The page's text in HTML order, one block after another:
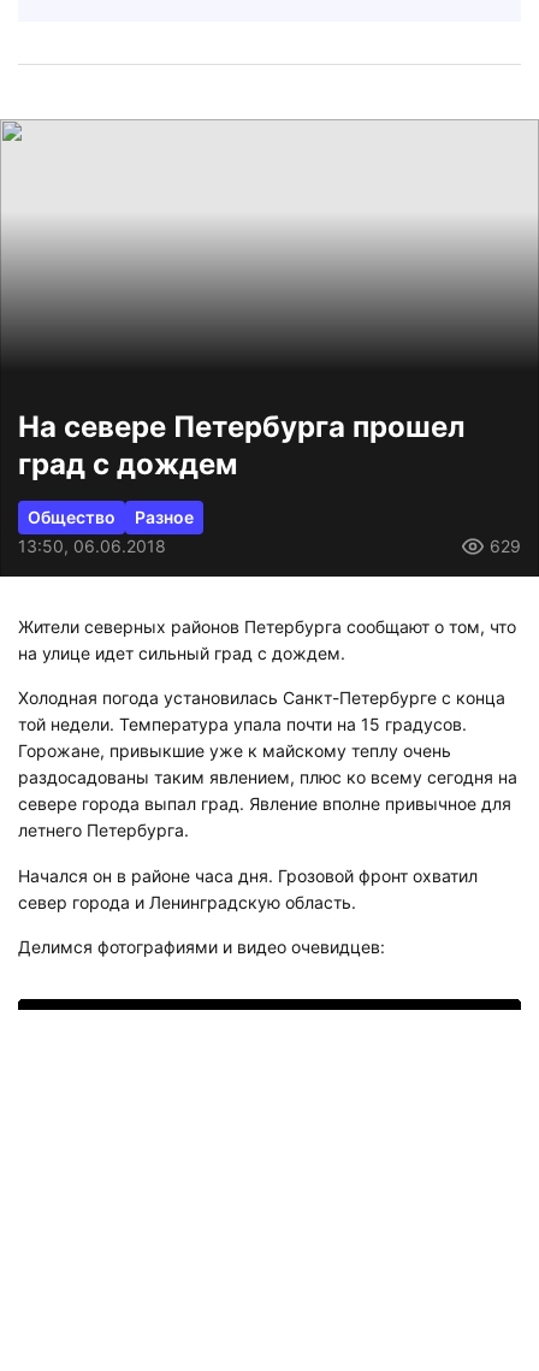
На севере Петербурга прошел
град с дождем
Общество
Разное
13:50, 06.06.2018
629
Жители северных районов Петербурга сообщают о том, что
на улице идет сильный град с дождем.
Холодная погода установилась Санкт-Петербурге с конца
той недели. Температура упала почти на 15 градусов.
Горожане, привыкшие уже к майскому теплу очень
раздосадованы таким явлением, плюс ко всему сегодня на
севере города выпал град. Явление вполне привычное для
летнего Петербурга.
Начался он в районе часа дня. Грозовой фронт охватил
север города и Ленинградскую область.
Делимся фотографиями и видео очевидцев: